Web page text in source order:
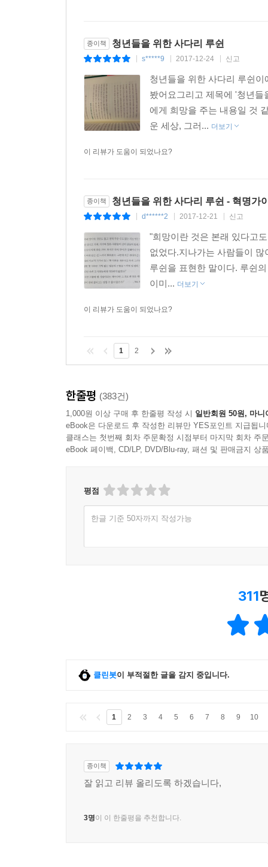
종이책 청년들을 위한 사다리 루쉰
s*****9 2017-12-24 신고
청년들을 위한 사다리 루쉰
봤어요그리고 제목에 '청년
에게 희망을 주는 내용일 것
운 세상, 그러... 더보기
이 리뷰가 도움이 되었나요?
종이책 청년들을 위한 사다리 루쉰 - 혁명가
d******2 2017-12-21 신고
"희망이란 것은 본래 있다고
없었다.지나가는 사람들이
루쉰을 표현한 말이다. 루쉰
이미... 더보기
이 리뷰가 도움이 되었나요?
1 2
한줄평 (383건)
1,000원 이상 구매 후 한줄평 작성 시 일반회원 50원, 마니
eBook은 다운로드 후 작성한 리뷰만 YES포인트 지급됩니
클래스는 첫번째 회차 주문확정 시점부터 마지막 회차 주
eBook 페이백, CD/LP, DVD/Blu-ray, 패션 및 판매금지 상
평점
한글 기준 50자까지 작성가능
311
클린봇이 부적절한 글을 감지 중입니다.
1 2 3 4 5 6 7 8 9 10
종이책
잘 읽고 리뷰 올리도록 하겠습니다,
3명이 이 한줄평을 추천합니다.